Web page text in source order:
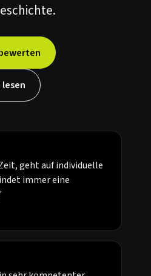
geht auf individuelle
immer eine